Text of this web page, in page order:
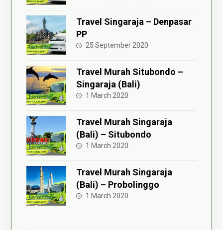
Travel Singaraja – Denpasar
PP
25 September 2020
Travel Murah Situbondo –
Singaraja (Bali)
1 March 2020
Travel Murah Singaraja
(Bali) – Situbondo
1 March 2020
Travel Murah Singaraja
(Bali) – Probolinggo
1 March 2020